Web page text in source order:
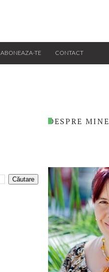
ABONEAZA-TE CONTACT
DESPRE MINE